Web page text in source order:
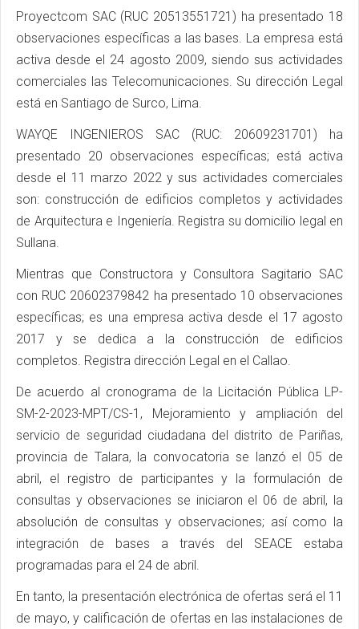
Proyectcom SAC (RUC 20513551721) ha presentado 18
observaciones específicas a las bases. La empresa está
activa desde el 24 agosto 2009, siendo sus actividades
comerciales las Telecomunicaciones. Su dirección Legal
está en Santiago de Surco, Lima.
WAYQE INGENIEROS SAC (RUC: 20609231701) ha
presentado 20 observaciones específicas; está activa
desde el 11 marzo 2022 y sus actividades comerciales
son: construcción de edificios completos y actividades
de Arquitectura e Ingeniería. Registra su domicilio legal en
Sullana.
Mientras que Constructora y Consultora Sagitario SAC
con RUC 20602379842 ha presentado 10 observaciones
específicas; es una empresa activa desde el 17 agosto
2017 y se dedica a la construcción de edificios
completos. Registra dirección Legal en el Callao.
De acuerdo al cronograma de la Licitación Pública LP-
SM-2-2023-MPT/CS-1, Mejoramiento y ampliación del
servicio de seguridad ciudadana del distrito de Pariñas,
provincia de Talara, la convocatoria se lanzó el 05 de
abril, el registro de participantes y la formulación de
consultas y observaciones se iniciaron el 06 de abril, la
absolución de consultas y observaciones; así como la
integración de bases a través del SEACE estaba
programadas para el 24 de abril.
En tanto, la presentación electrónica de ofertas será el 11
de mayo, y calificación de ofertas en las instalaciones de